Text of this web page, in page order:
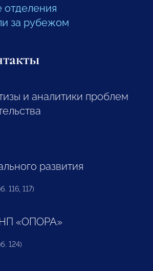
отделения
за рубежом
и аналитики проблем
развития
116, 117)
«ОПОРА»
124)